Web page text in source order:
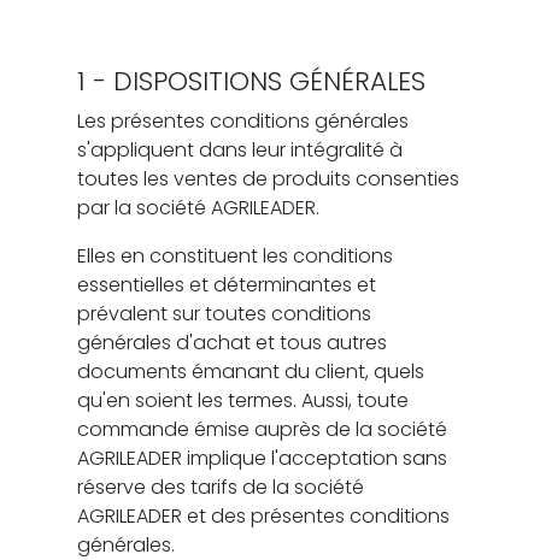
1 - DISPOSITIONS GÉNÉRALES
Les présentes conditions générales
s'appliquent dans leur intégralité à
toutes les ventes de produits consenties
par la société AGRILEADER.
Elles en constituent les conditions
essentielles et déterminantes et
prévalent sur toutes conditions
générales d'achat et tous autres
documents émanant du client, quels
qu'en soient les termes. Aussi, toute
commande émise auprès de la société
AGRILEADER implique l'acceptation sans
réserve des tarifs de la société
AGRILEADER et des présentes conditions
générales.